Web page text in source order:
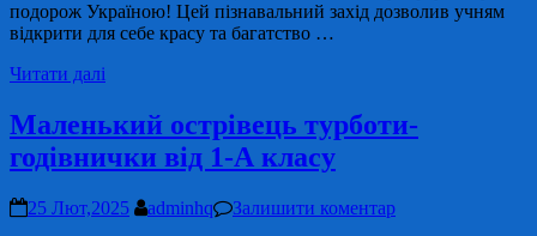
подорож Україною! Цей пізнавальний захід дозволив учням
відкрити для себе красу та багатство …
Читати далі
Маленький острівець турботи-
годівнички від 1-А класу
25 Лют,2025 adminhq
Залишити коментар